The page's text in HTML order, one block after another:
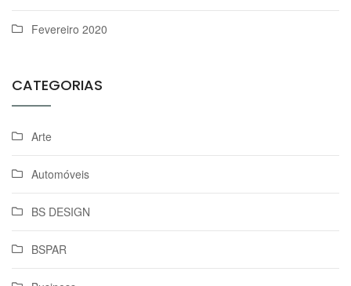
Fevereiro 2020
CATEGORIAS
Arte
Automóveis
BS DESIGN
BSPAR